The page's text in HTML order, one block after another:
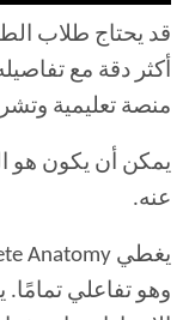
قد يحتاج طلاب
أكثر دقة مع
منصة تعليمية
يمكن أن يكون هو
عنه.
وهو تفاعلي